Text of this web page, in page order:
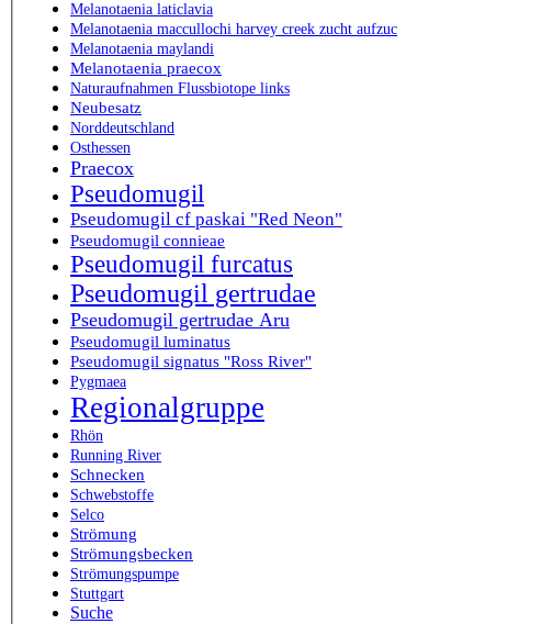
Melanotaenia laticlavia
Melanotaenia maccullochi harvey creek zucht aufzuc
Melanotaenia maylandi
Melanotaenia praecox
Naturaufnahmen Flussbiotope links
Neubesatz
Norddeutschland
Osthessen
Praecox
Pseudomugil
Pseudomugil cf paskai "Red Neon"
Pseudomugil connieae
Pseudomugil furcatus
Pseudomugil gertrudae
Pseudomugil gertrudae Aru
Pseudomugil luminatus
Pseudomugil signatus "Ross River"
Pygmaea
Regionalgruppe
Rhön
Running River
Schnecken
Schwebstoffe
Selco
Strömung
Strömungsbecken
Strömungspumpe
Stuttgart
Suche